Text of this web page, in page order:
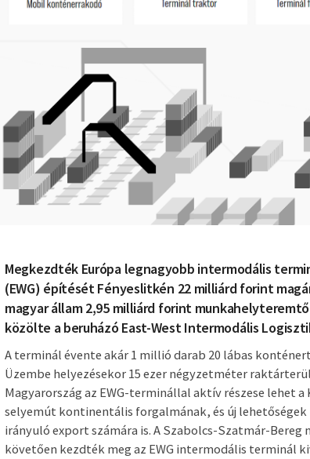
Megkezdték Európa legnagyobb intermodális
(EWG) építését Fényeslitkén 22 milliárd forint
magyar állam 2,95 milliárd forint
közölte a beruházó East-West Intermodális
A terminál évente akár 1 millió darab 20 lábas
Üzembe helyezésekor 15 ezer négyzetméter
Magyarország az EWG-terminállal aktív részese lehet
selyemút kontinentális forgalmának, és új lehetőségek
irányuló export számára is. A Szabolcs-Szatmár-Bereg
követően kezdték meg az EWG intermodális terminál